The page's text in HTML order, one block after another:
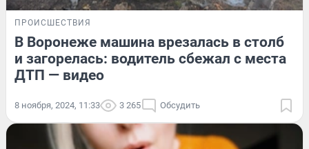
ПРОИСШЕСТВИЯ
В Воронеже машина врезалась в столб
и загорелась: водитель сбежал с места
ДТП — видео
8 ноября, 2024, 11:33 3 265 Обсудить